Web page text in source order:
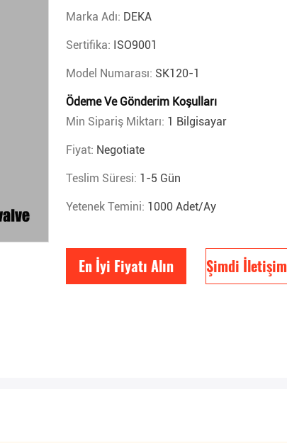
Marka Adı: DEKA
Sertifika: ISO9001
Model Numarası: SK120-1
Ödeme Ve Gönderim Koşulları
Min Sipariş Miktarı: 1 Bilgisayar
Fiyat: Negotiate
Teslim Süresi: 1-5 Gün
Yetenek Temini: 1000 Adet/ay
En İyi Fiyatı Alın Şimdi